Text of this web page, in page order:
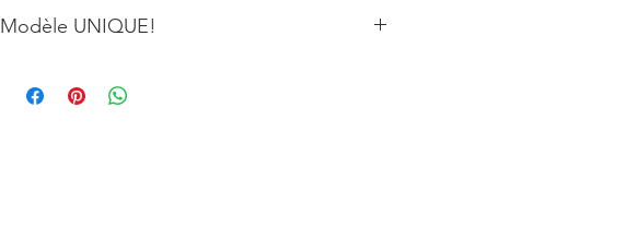
Modèle UNIQUE!